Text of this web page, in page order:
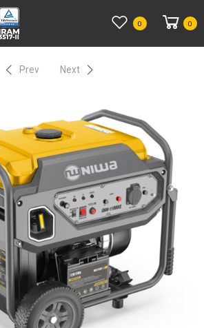
0 0
Prev Next